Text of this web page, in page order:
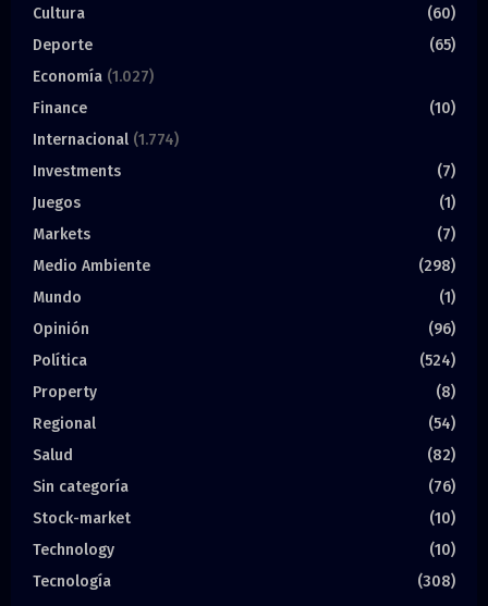
Cultura
(60)
Deporte
(65)
Economía (1.027)
Finance
(10)
Internacional (1.774)
Investments
(7)
Juegos
(1)
Markets
(7)
Medio Ambiente
(298)
Mundo
(1)
Opinión
(96)
Política
(524)
Property
(8)
Regional
(54)
Salud
(82)
Sin categoría
(76)
Stock-market
(10)
Technology
(10)
Tecnología
(308)